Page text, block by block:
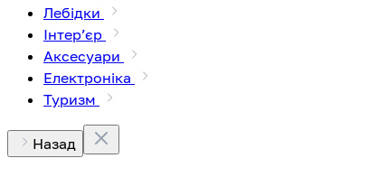
Лебідки
Інтерʼєр
Аксесуари
Електроніка
Туризм
Назад